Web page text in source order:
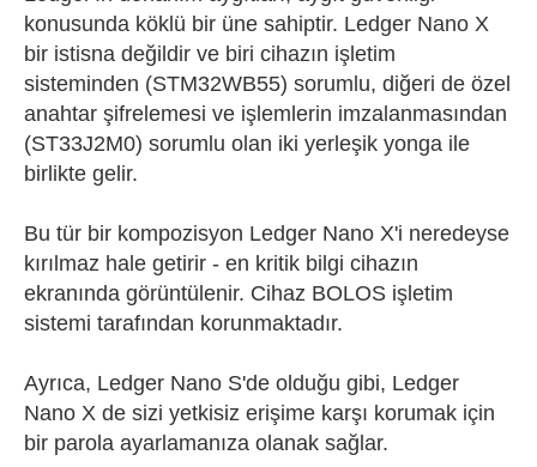
konusunda köklü bir üne sahiptir. Ledger Nano X
bir istisna değildir ve biri cihazın işletim
sisteminden (STM32WB55) sorumlu, diğeri de özel
anahtar şifrelemesi ve işlemlerin imzalanmasından
(ST33J2M0) sorumlu olan iki yerleşik yonga ile
birlikte gelir.
Bu tür bir kompozisyon Ledger Nano X'i neredeyse
kırılmaz hale getirir - en kritik bilgi cihazın
ekranında görüntülenir. Cihaz BOLOS işletim
sistemi tarafından korunmaktadır.
Ayrıca, Ledger Nano S'de olduğu gibi, Ledger
Nano X de sizi yetkisiz erişime karşı korumak için
bir parola ayarlamanıza olanak sağlar.